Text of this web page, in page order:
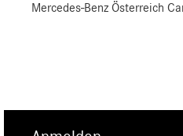
Mercedes-Benz Österreich